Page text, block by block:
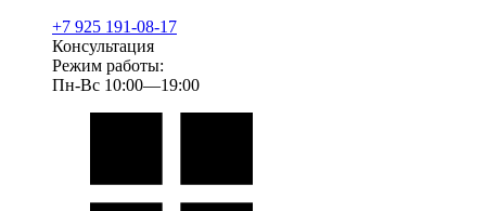
+7 925 191-08-17
Консультация
Режим работы:
Пн-Вс 10:00—19:00